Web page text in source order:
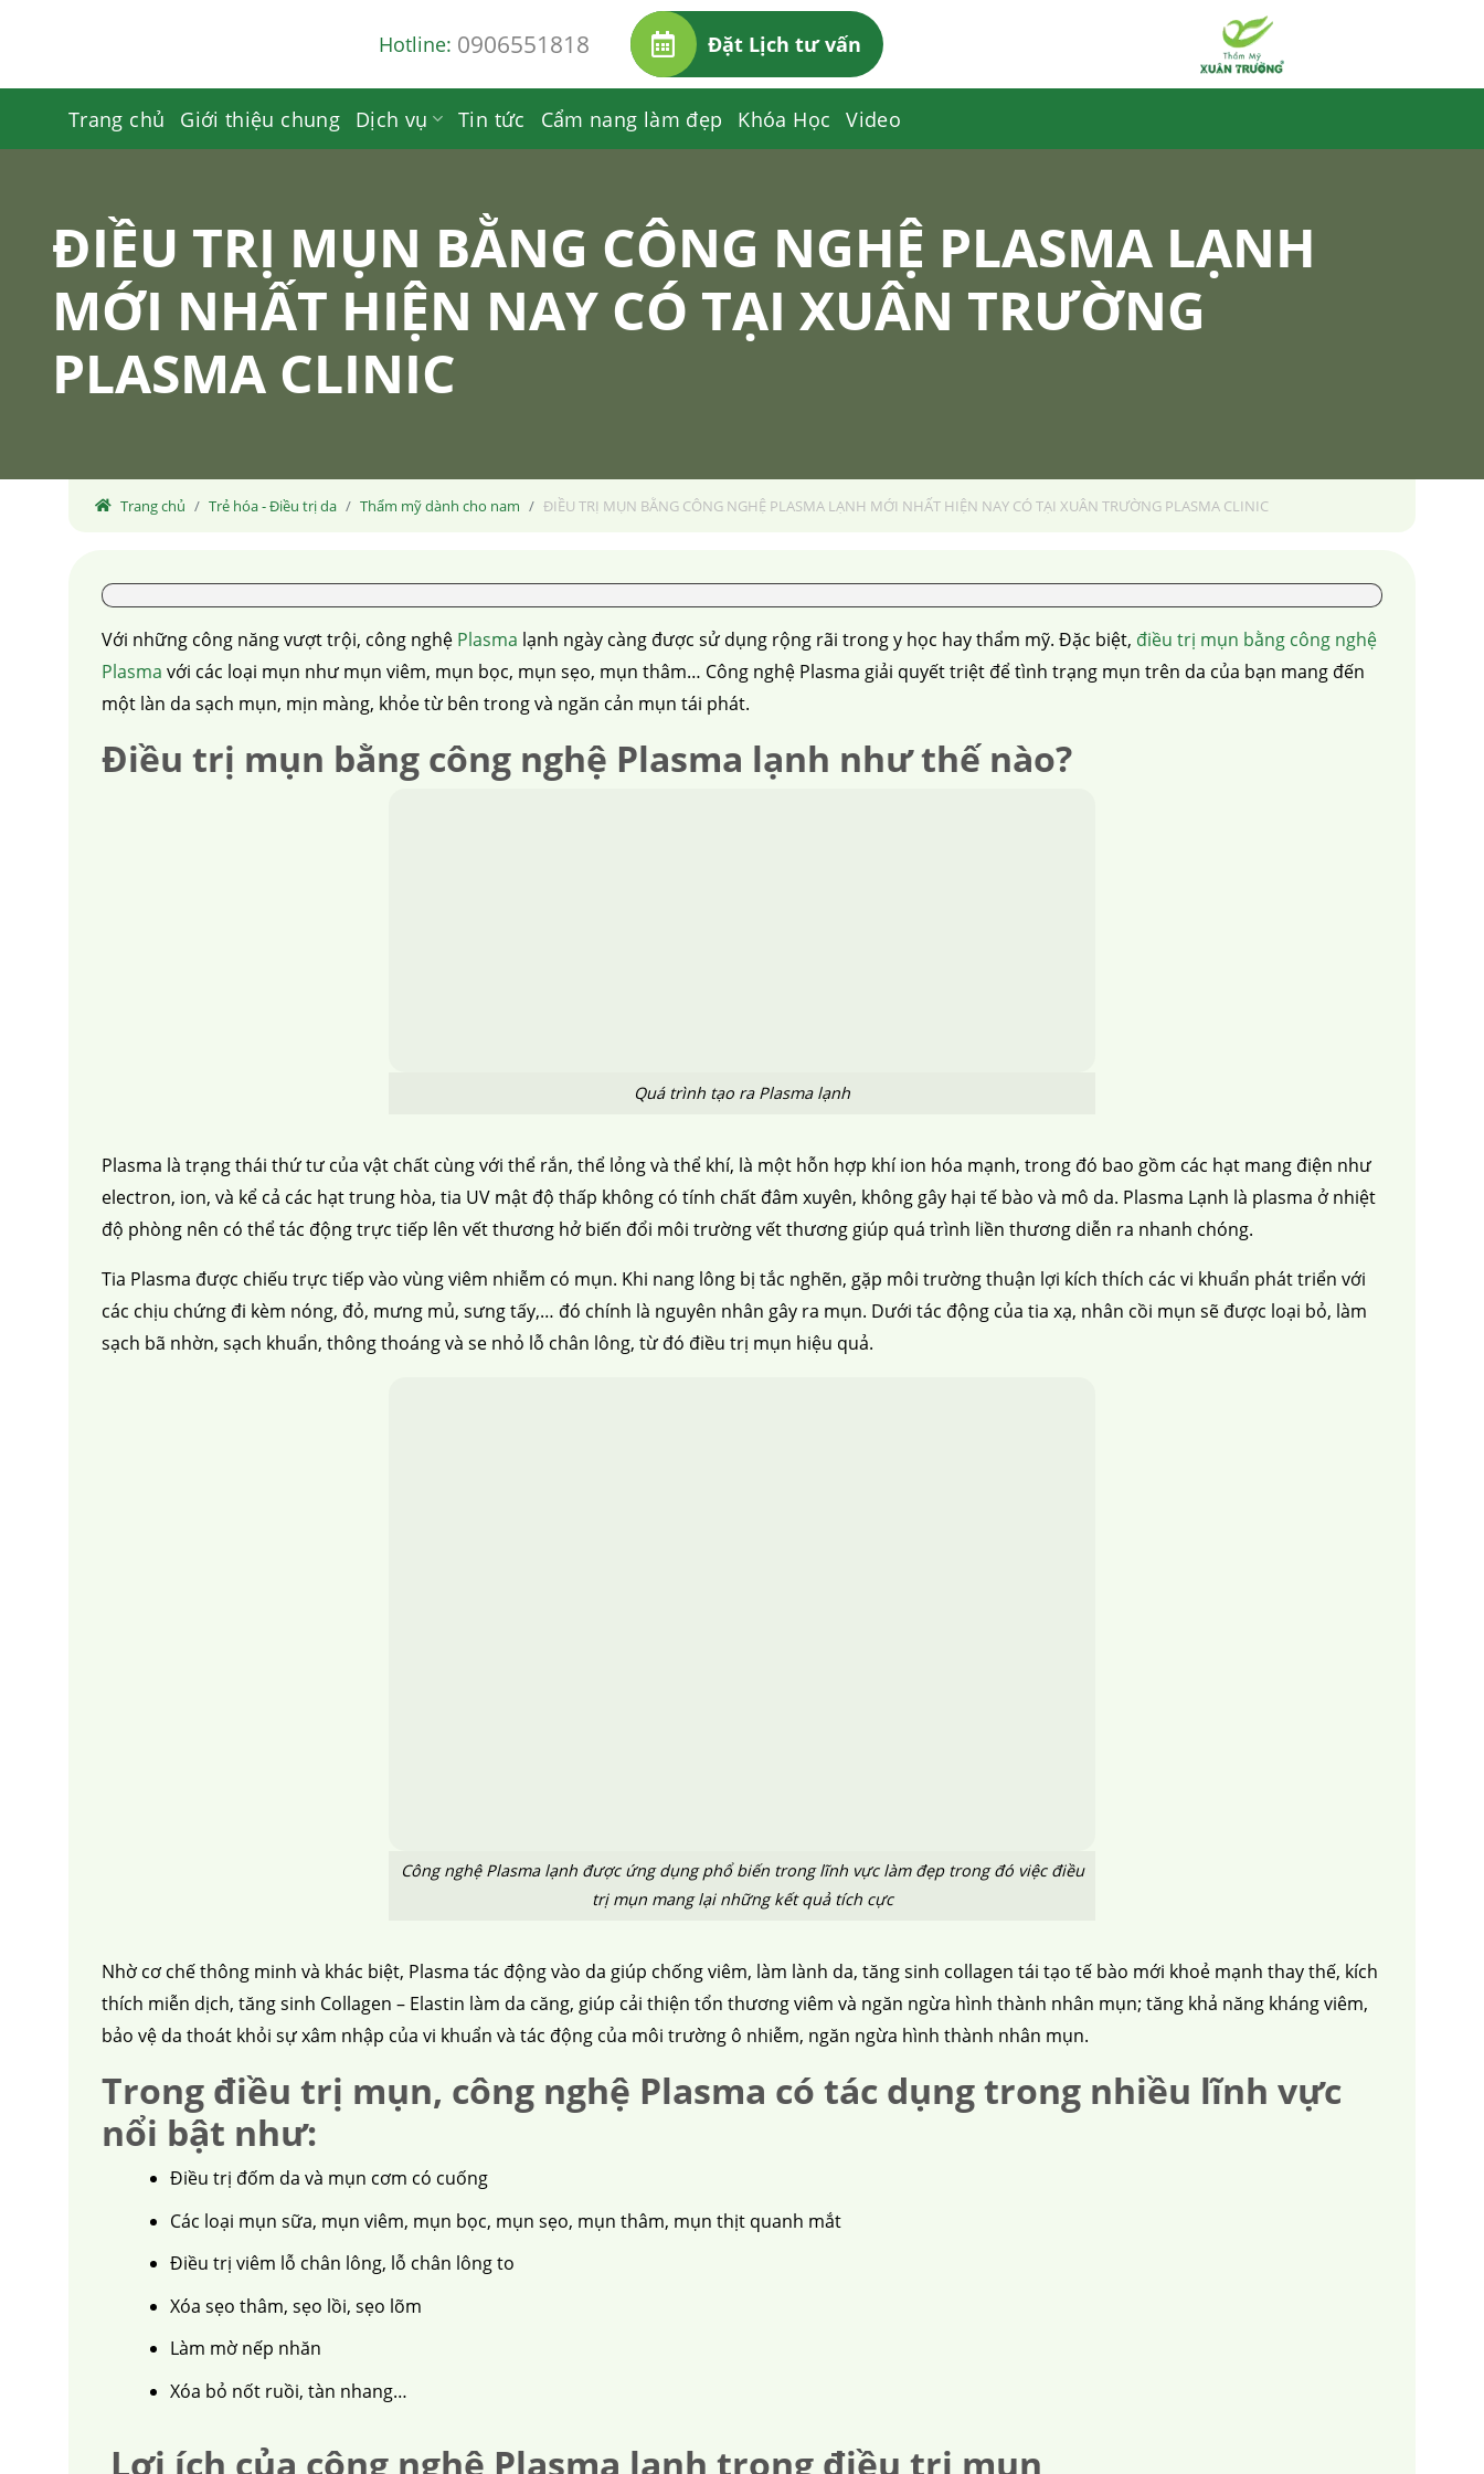
Hotline: 0906551818 Đặt Lịch tư vấn
Trang chủ Giới thiệu chung Dịch vụ Tin tức Cẩm nang làm đẹp Khóa Học Video
ĐIỀU TRỊ MỤN BẰNG CÔNG NGHỆ PLASMA LẠNH
MỚI NHẤT HIỆN NAY CÓ TẠI XUÂN TRƯỜNG
PLASMA CLINIC
Trang chủ Trẻ hóa - Điều trị da Thẩm mỹ dành cho nam ĐIỀU TRỊ MỤN BẰNG CÔNG NGHỆ PLASMA LẠNH MỚI NHẤT HIỆN NAY CÓ TẠI XUÂN TRƯỜNG PLASMA CLINIC
Với những công năng vượt trội, công nghệ Plasma lạnh ngày càng được sử dụng rộng rãi trong y học hay thẩm mỹ. Đặc biệt, điều trị mụn bằng công nghệ
Plasma với các loại mụn như mụn viêm, mụn bọc, mụn sẹo, mụn thâm… Công nghệ Plasma giải quyết triệt để tình trạng mụn trên da của bạn mang đến
một làn da sạch mụn, mịn màng, khỏe từ bên trong và ngăn cản mụn tái phát.
Điều trị mụn bằng công nghệ Plasma lạnh như thế nào?
Quá trình tạo ra Plasma lạnh
Plasma là trạng thái thứ tư của vật chất cùng với thể rắn, thể lỏng và thể khí, là một hỗn hợp khí ion hóa mạnh, trong đó bao gồm các hạt mang điện như
electron, ion, và kể cả các hạt trung hòa, tia UV mật độ thấp không có tính chất đâm xuyên, không gây hại tế bào và mô da. Plasma Lạnh là plasma ở nhiệt
độ phòng nên có thể tác động trực tiếp lên vết thương hở biến đổi môi trường vết thương giúp quá trình liền thương diễn ra nhanh chóng.
Tia Plasma được chiếu trực tiếp vào vùng viêm nhiễm có mụn. Khi nang lông bị tắc nghẽn, gặp môi trường thuận lợi kích thích các vi khuẩn phát triển với
các chịu chứng đi kèm nóng, đỏ, mưng mủ, sưng tấy,… đó chính là nguyên nhân gây ra mụn. Dưới tác động của tia xạ, nhân cồi mụn sẽ được loại bỏ, làm
sạch bã nhờn, sạch khuẩn, thông thoáng và se nhỏ lỗ chân lông, từ đó điều trị mụn hiệu quả.
Công nghệ Plasma lạnh được ứng dụng phổ biến trong lĩnh vực làm đẹp trong đó việc điều
trị mụn mang lại những kết quả tích cực
Nhờ cơ chế thông minh và khác biệt, Plasma tác động vào da giúp chống viêm, làm lành da, tăng sinh collagen tái tạo tế bào mới khoẻ mạnh thay thế, kích
thích miễn dịch, tăng sinh Collagen – Elastin làm da căng, giúp cải thiện tổn thương viêm và ngăn ngừa hình thành nhân mụn; tăng khả năng kháng viêm,
bảo vệ da thoát khỏi sự xâm nhập của vi khuẩn và tác động của môi trường ô nhiễm, ngăn ngừa hình thành nhân mụn.
Trong điều trị mụn, công nghệ Plasma có tác dụng trong nhiều lĩnh vực
nổi bật như:
Điều trị đốm da và mụn cơm có cuống
Các loại mụn sữa, mụn viêm, mụn bọc, mụn sẹo, mụn thâm, mụn thịt quanh mắt
Điều trị viêm lỗ chân lông, lỗ chân lông to
Xóa sẹo thâm, sẹo lồi, sẹo lõm
Làm mờ nếp nhăn
Xóa bỏ nốt ruồi, tàn nhang…
Lợi ích của công nghệ Plasma lạnh trong điều trị mụn